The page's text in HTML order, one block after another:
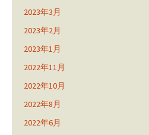
2023年3月
2023年2月
2023年1月
2022年11月
2022年10月
2022年8月
2022年6月